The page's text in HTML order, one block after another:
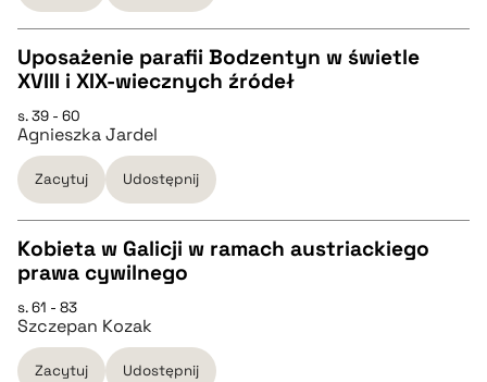
BIBTEX
pobierz cytat
BIBTEX
pobierz cytat
Uposażenie parafii Bodzentyn w świetle
XVIII i XIX-wiecznych źródeł
s. 39 - 60
Agnieszka Jardel
Zacytuj Udostępnij
CZYSTY TEKST
pobierz cytat
Kobieta w Galicji w ramach austriackiego
prawa cywilnego
s. 61 - 83
Szczepan Kozak
Zacytuj Udostępnij